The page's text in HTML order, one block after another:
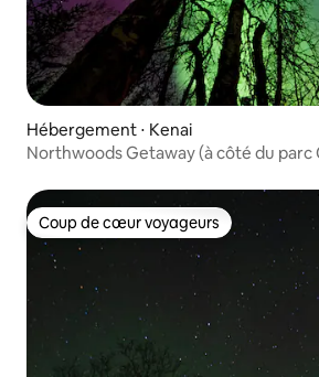
Hébergement ⋅ Kenai
Northwoods Getaway (à côté du parc
Coup de cœur voyageurs
Coup de cœur voyageurs